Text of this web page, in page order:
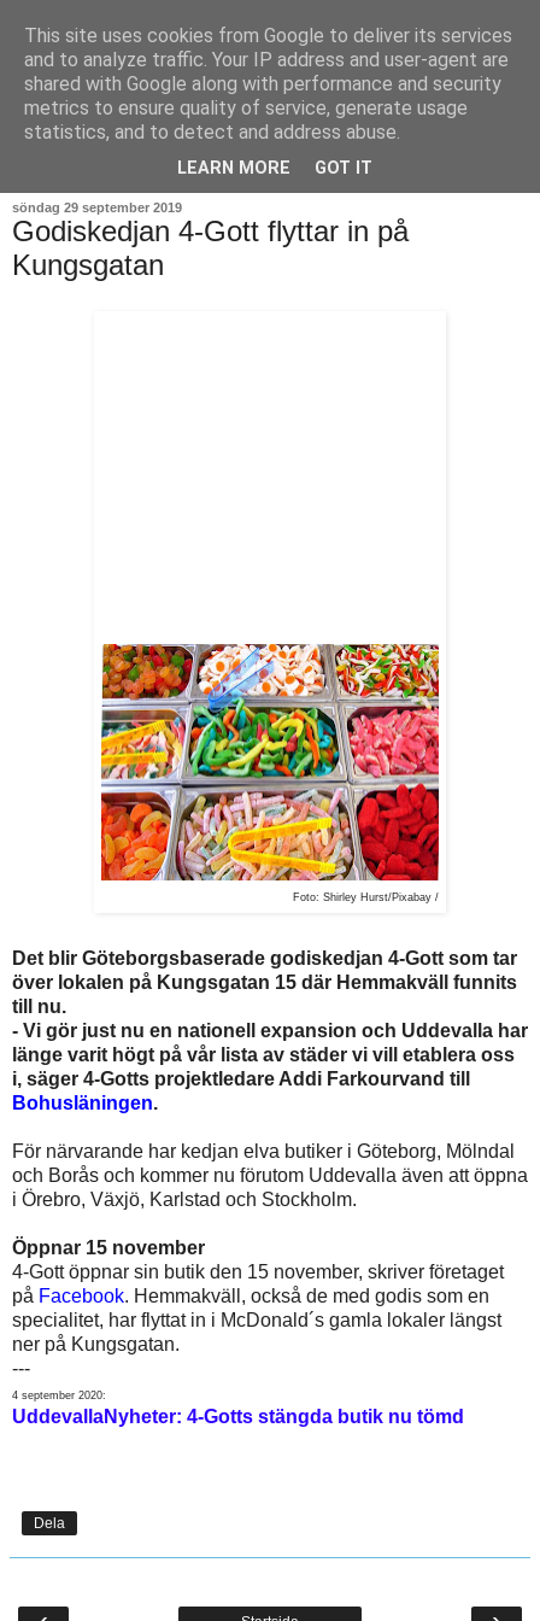
söndag 29 september 2019
Godiskedjan 4-Gott flyttar in på
Kungsgatan
Foto: Shirley Hurst/Pixabay /
Det blir Göteborgsbaserade godiskedjan 4-Gott som tar
över lokalen på Kungsgatan 15 där Hemmakväll funnits
till nu.
- Vi gör just nu en nationell expansion och Uddevalla har
länge varit högt på vår lista av städer vi vill etablera oss
i, säger 4-Gotts projektledare Addi Farkourvand till
Bohusläningen.
För närvarande har kedjan elva butiker i Göteborg, Mölndal
och Borås och kommer nu förutom Uddevalla även att öppna
i Örebro, Växjö, Karlstad och Stockholm.
Öppnar 15 november
4-Gott öppnar sin butik den 15 november, skriver företaget
på Facebook. Hemmakväll, också de med godis som en
specialitet, har flyttat in i McDonald´s gamla lokaler längst
ner på Kungsgatan.
---
4 september 2020:
UddevallaNyheter: 4-Gotts stängda butik nu tömd
Dela
This site uses cookies from Google to deliver its services
and to analyze traffic. Your IP address and user-agent are
shared with Google along with performance and security
metrics to ensure quality of service, generate usage
statistics, and to detect and address abuse.
LEARN MORE GOT IT